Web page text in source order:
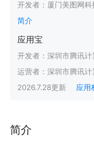
开发者： 厦门美图网科
简介
应用宝
开发者： 深圳市腾讯计
运营者： 深圳市腾讯计
2026.7.28更新 应用
简介